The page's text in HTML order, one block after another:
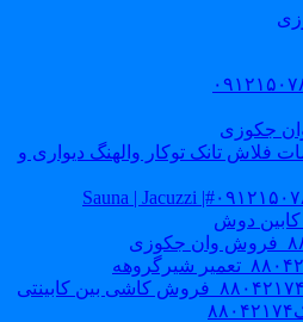
جکوزی
تانک توکار والهنگ دیواری و
دوش